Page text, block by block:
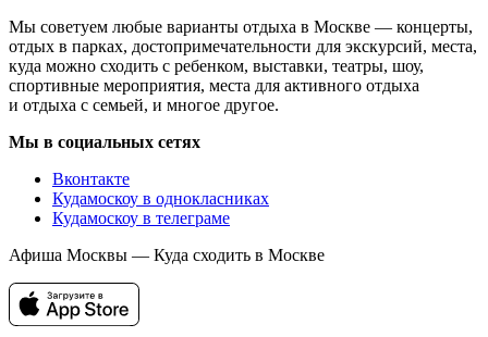
Мы советуем любые варианты отдыха в Москве — концерты,
отдых в парках, достопримечательности для экскурсий, места,
куда можно сходить с ребенком, выставки, театры, шоу,
спортивные мероприятия, места для активного отдыха
и отдыха с семьей, и многое другое.
Мы в социальных сетях
Вконтакте
Кудамоскоу в однокласниках
Кудамоскоу в телеграме
Афиша Москвы — Куда сходить в Москве